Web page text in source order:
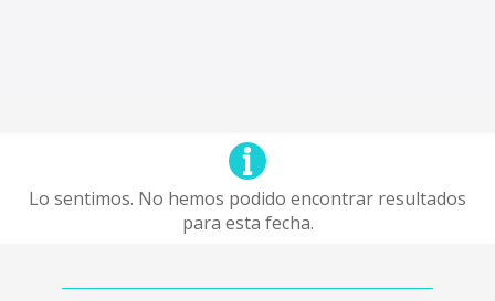
Lo sentimos. No hemos podido encontrar resultados
para esta fecha.